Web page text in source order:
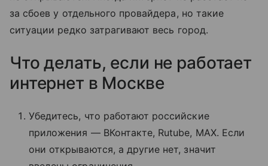
за сбоев у отдельного провайдера, но такие
ситуации редко затрагивают весь город.
Что делать, если не работает
интернет в Москве
Убедитесь, что работают российские
приложения — ВКонтакте, Rutube, MAX. Если
они открываются, а другие нет, значит